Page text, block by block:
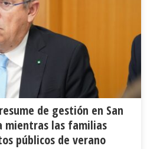
de gestión en San
mientras las familias
públicos de verano